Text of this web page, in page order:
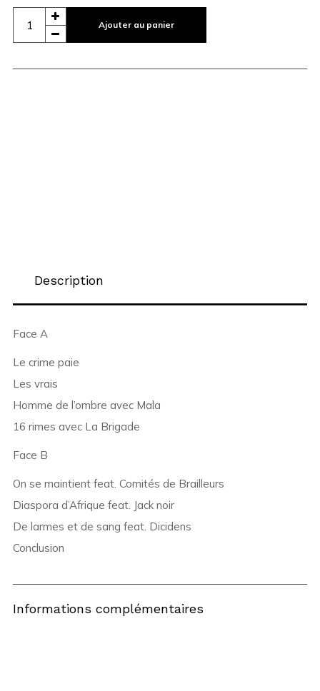
Ajouter au panier
Description
Face A
Le crime paie
Les vrais
Homme de l’ombre avec Mala
16 rimes avec La Brigade
Face B
On se maintient feat. Comités de Brailleurs
Diaspora d’Afrique feat. Jack noir
De larmes et de sang feat. Dicidens
Conclusion
Informations complémentaires